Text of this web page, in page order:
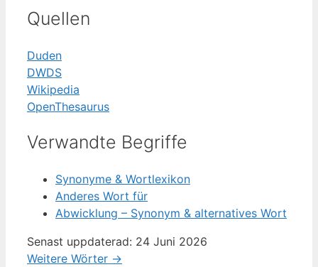
Quellen
Duden
DWDS
Wikipedia
OpenThesaurus
Verwandte Begriffe
Synonyme & Wortlexikon
Anderes Wort für
Abwicklung – Synonym & alternatives Wort
Senast uppdaterad: 24 Juni 2026
Weitere Wörter →